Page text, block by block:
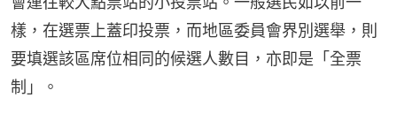
樣，在選票上蓋印投票，而地區委員會界別選舉，則
要填選該區席位相同的候選人數目，亦即是「全票
制」。